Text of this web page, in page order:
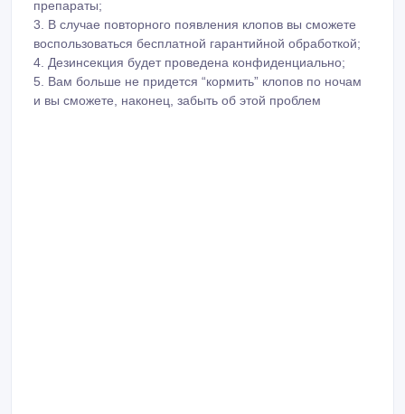
препараты;
3. В случае повторного появления клопов вы сможете
воспользоваться бесплатной гарантийной обработкой;
4. Дезинсекция будет проведена конфиденциально;
5. Вам больше не придется “кормить” клопов по ночам
и вы сможете, наконец, забыть об этой проблем